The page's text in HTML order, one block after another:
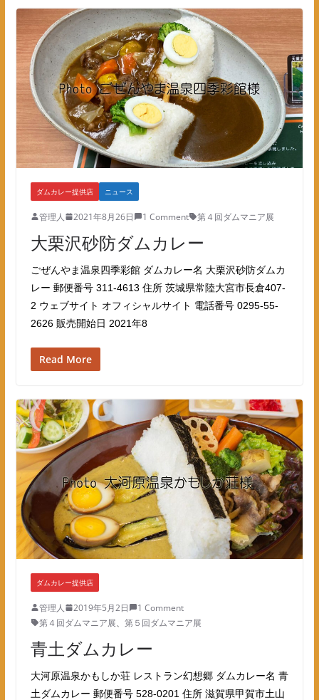
ダムカレー提供店 ニュース
管理人 2021年8月26日 1 Comment 第４回ダムマニア展
大栗沢砂防ダムカレー
ごぜんやま温泉四季彩館 ダムカレー名 大栗沢砂防ダムカ
レー 郵便番号 311-4613 住所 茨城県常陸大宮市長倉407-
2 ウェブサイト オフィシャルサイト 電話番号 0295-55-
2626 販売開始日 2021年8
Read More
ダムカレー提供店
管理人 2019年5月2日
1 Comment
第４回ダムマニア展、 第５回ダムマニア展
青土ダムカレー
大河原温泉かもしか荘 レストラン幻想郷 ダムカレー名 青
土ダムカレー 郵便番号 528-0201 住所 滋賀県甲賀市土山